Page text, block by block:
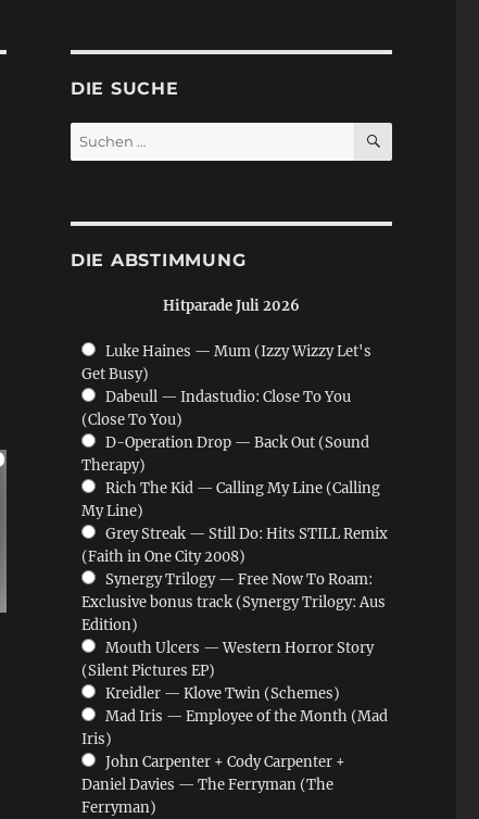
DIE SUCHE
Suchen
nach:
SUCHEN
DIE ABSTIMMUNG
Hitparade Juli 2026
Luke Haines — Mum (Izzy Wizzy Let's
Get Busy)
Dabeull — Indastudio: Close To You
(Close To You)
D-Operation Drop — Back Out (Sound
Therapy)
Rich The Kid — Calling My Line (Calling
My Line)
Grey Streak — Still Do: Hits STILL Remix
(Faith in One City 2008)
Synergy Trilogy — Free Now To Roam:
Exclusive bonus track (Synergy Trilogy: Aus
Edition)
Mouth Ulcers — Western Horror Story
(Silent Pictures EP)
Kreidler — Klove Twin (Schemes)
Mad Iris — Employee of the Month (Mad
Iris)
John Carpenter + Cody Carpenter +
Daniel Davies — The Ferryman (The
Ferryman)